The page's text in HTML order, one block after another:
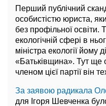
Перший публічний
особистістю юриста,
без профільної освіти.
екологічній сфері в
міністра екології йому
«Батьківщина». Тут ще
членом цієї партії він
За заявою радикала
для Ігоря Шевченка